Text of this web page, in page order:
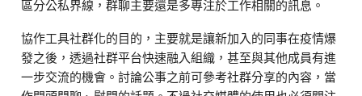
區分公私界線，群聊主要還是多專注於工作相關的訊息。
協作工具社群化的目的，主要就是讓新加入的同事在疫情爆
發之後，透過社群平台快速融入組織，甚至與其他成員有進
一步交流的機會。討論公事之前可參考社群分享的內容，當